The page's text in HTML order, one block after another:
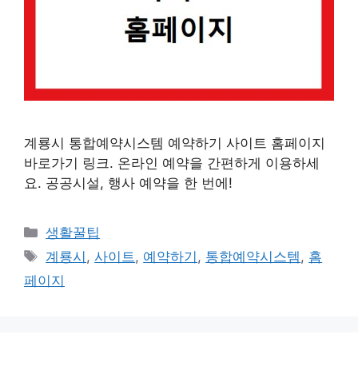
계룡시 통합예약시스템 예약하기 사이트 홈페이지
바로가기 링크. 온라인 예약을 간편하게 이용하세
요. 공공시설, 행사 예약을 한 번에!
카
테
리
생활꿀팁
태
그
계룡시 ,사이트, 예약하기 , 통합예약시스템, 홈
페이지